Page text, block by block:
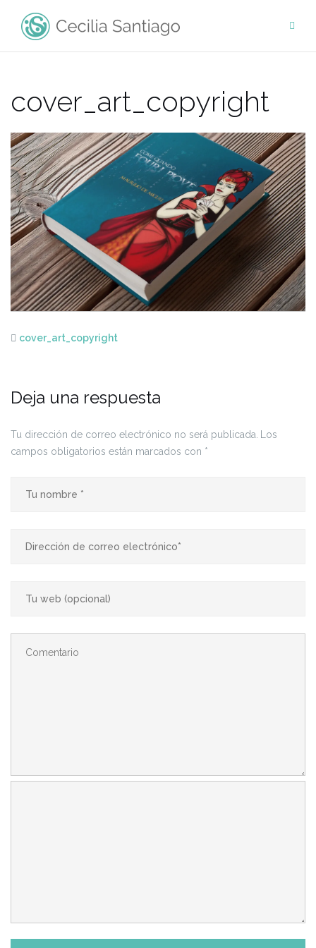
contenido
cover_art_copyright
cover_art_copyright
Deja una respuesta
Tu dirección de correo electrónico no será publicada.
Los
campos obligatorios están marcados con *